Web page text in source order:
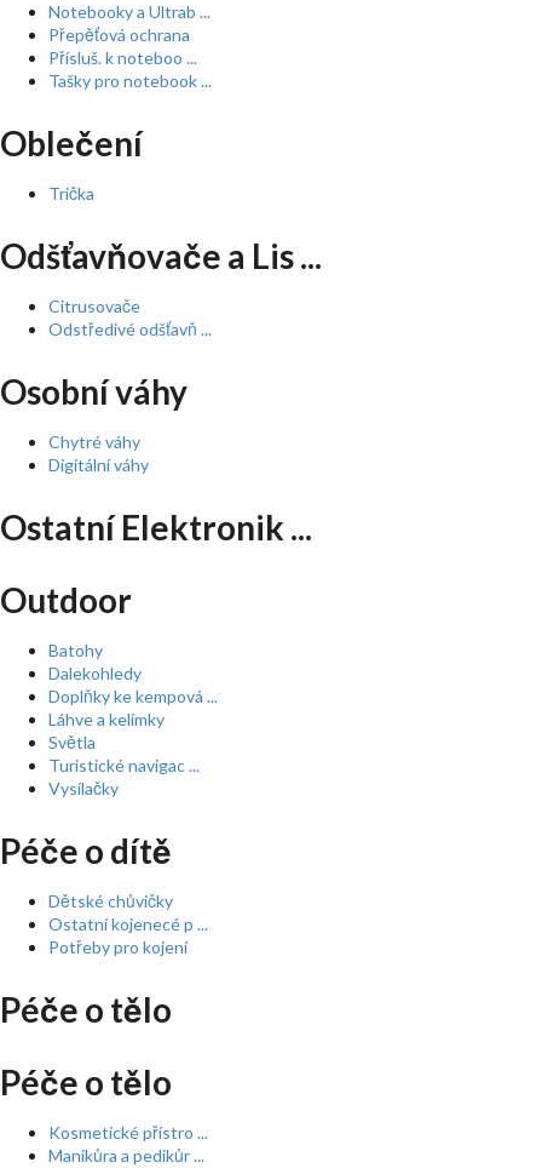
Notebooky a Ultrab ...
Přepěťová ochrana
Přísluš. k noteboo ...
Tašky pro notebook ...
Oblečení
Trička
Odšťavňovače a Lis ...
Citrusovače
Odstředivé odšťavň ...
Osobní váhy
Chytré váhy
Digitální váhy
Ostatní Elektronik ...
Outdoor
Batohy
Dalekohledy
Doplňky ke kempová ...
Láhve a kelímky
Světla
Turistické navigac ...
Vysílačky
Péče o dítě
Dětské chůvičky
Ostatní kojenecé p ...
Potřeby pro kojení
Péče o tělo
Péče o tělo
Kosmetické přístro ...
Manikůra a pedikůr ...